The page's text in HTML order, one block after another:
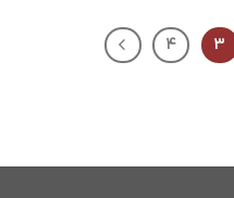
۳ ۴